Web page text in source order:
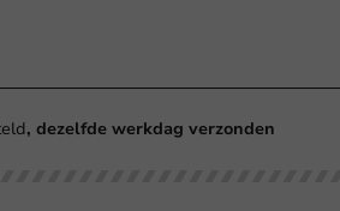
, dezelfde werkdag verzonden